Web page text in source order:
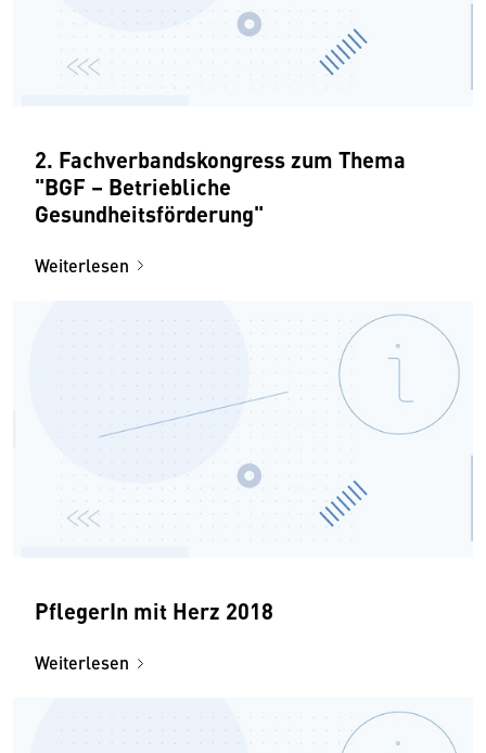
2. Fachverbandskongress zum Thema
"BGF – Betriebliche
Gesundheitsförderung"
Weiterlesen
PflegerIn mit Herz 2018
Weiterlesen